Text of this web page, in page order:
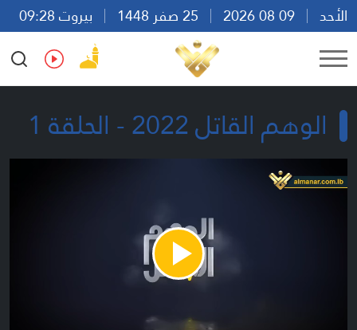
الأحد
بيروت 09:28
Ar
En Fr Es
الوهم القاتل 2022 - الحلقة 1
Play
Video